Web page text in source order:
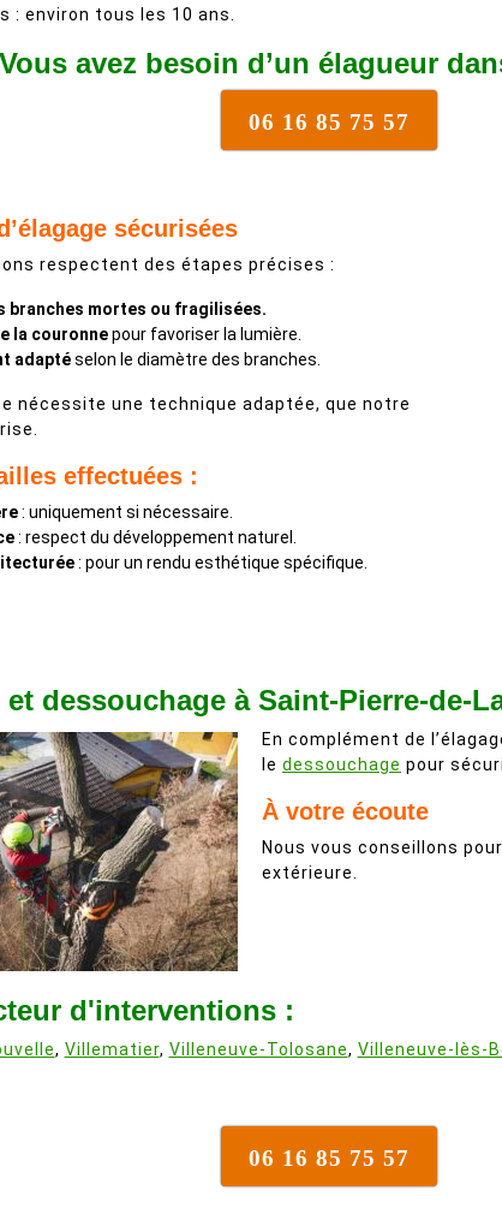
: environ tous les 10 ans.
Vous avez besoin d’un élagueur
06 16 85 75 57
sécurisées
respectent des étapes précises :
branches mortes ou fragilisées.
la couronnepour favoriser la lumière.
adaptéselon le diamètre des branches.
nécessite une technique adaptée, que notre
effectuées :
: uniquement si nécessaire.
: respect du développement naturel.
: pour un rendu esthétique spécifique.
et dessouchage à Saint-Pierre-de-
En complément de
le dessouchage pour
À votre écoute
Nous vous conseillons
extérieure.
d'interventions :
, Villematier, Villeneuve-Tolosane, Villeneuve-lès-
06 16 85 75 57